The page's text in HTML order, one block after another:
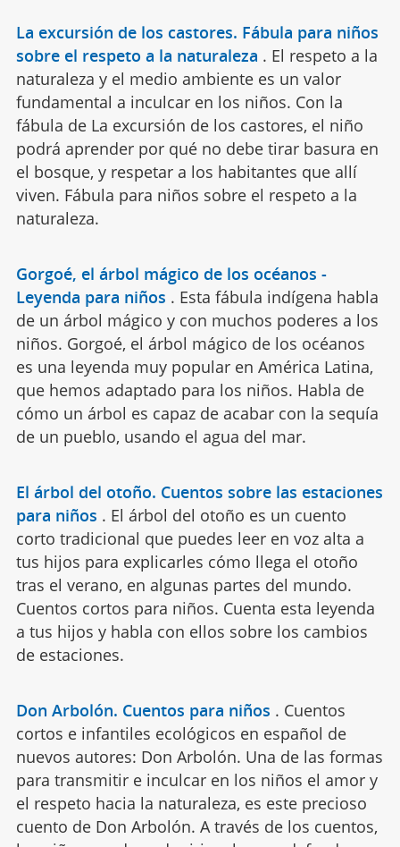
La excursión de los castores. Fábula para niños
sobre el respeto a la naturaleza . El respeto a la
naturaleza y el medio ambiente es un valor
fundamental a inculcar en los niños. Con la
fábula de La excursión de los castores, el niño
podrá aprender por qué no debe tirar basura en
el bosque, y respetar a los habitantes que allí
viven. Fábula para niños sobre el respeto a la
naturaleza.
Gorgoé, el árbol mágico de los océanos -
Leyenda para niños . Esta fábula indígena habla
de un árbol mágico y con muchos poderes a los
niños. Gorgoé, el árbol mágico de los océanos
es una leyenda muy popular en América Latina,
que hemos adaptado para los niños. Habla de
cómo un árbol es capaz de acabar con la sequía
de un pueblo, usando el agua del mar.
El árbol del otoño. Cuentos sobre las estaciones
para niños . El árbol del otoño es un cuento
corto tradicional que puedes leer en voz alta a
tus hijos para explicarles cómo llega el otoño
tras el verano, en algunas partes del mundo.
Cuentos cortos para niños. Cuenta esta leyenda
a tus hijos y habla con ellos sobre los cambios
de estaciones.
Don Arbolón. Cuentos para niños . Cuentos
cortos e infantiles ecológicos en español de
nuevos autores: Don Arbolón. Una de las formas
para transmitir e inculcar en los niños el amor y
el respeto hacia la naturaleza, es este precioso
cuento de Don Arbolón. A través de los cuentos,